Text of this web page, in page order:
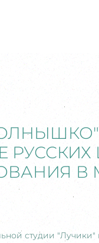
В
студии "Лучики"